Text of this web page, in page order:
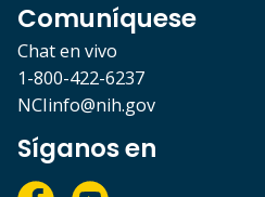
Comuníquese
Chat en vivo
1-800-422-6237
NCIinfo@nih.gov
Síganos en